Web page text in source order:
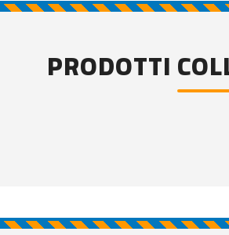
PRODOTTI